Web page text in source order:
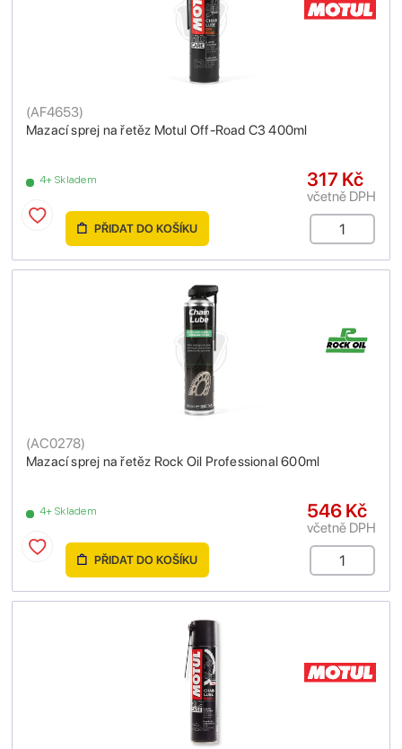
Mazací sprej na řetěz Motul Off-Road C3 400ml
(AF4653)
4+ Skladem 317 Kč
včetně DPH
PŘIDAT DO KOŠÍKU
Mazací sprej na řetěz Rock Oil Professional 600ml
(AC0278)
4+ Skladem 546 Kč
včetně DPH
PŘIDAT DO KOŠÍKU